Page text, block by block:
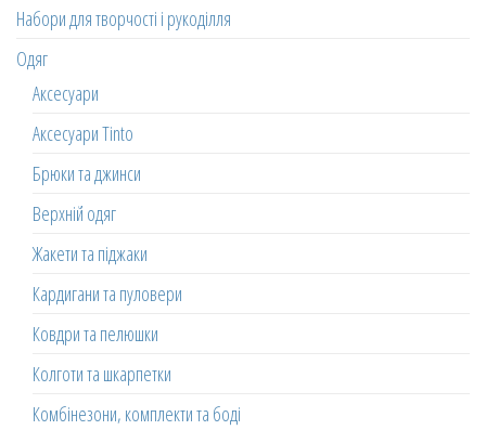
Набори для творчості і рукоділля
Одяг
Аксесуари
Аксесуари Tinto
Брюки та джинси
Верхній одяг
Жакети та піджаки
Кардигани та пуловери
Ковдри та пелюшки
Колготи та шкарпетки
Комбінезони, комплекти та боді